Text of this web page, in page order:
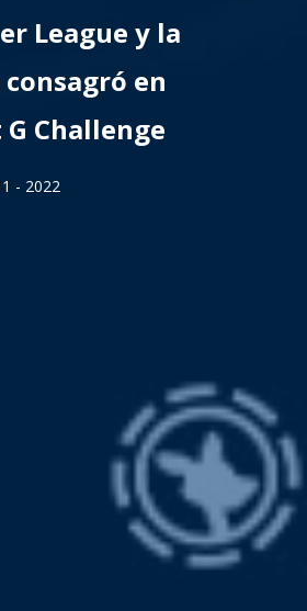
League y la
en
Challenge
- 2022